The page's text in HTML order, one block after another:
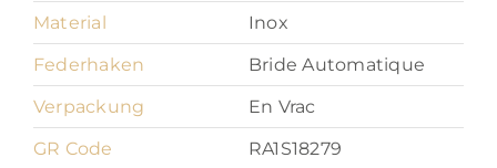
Material
Inox
Federhaken
Bride Automatique
Verpackung
En Vrac
GR Code
RA1S18279